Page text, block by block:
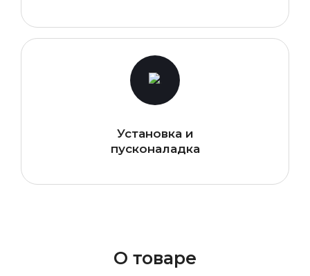
Установка и
пусконаладка
О товаре